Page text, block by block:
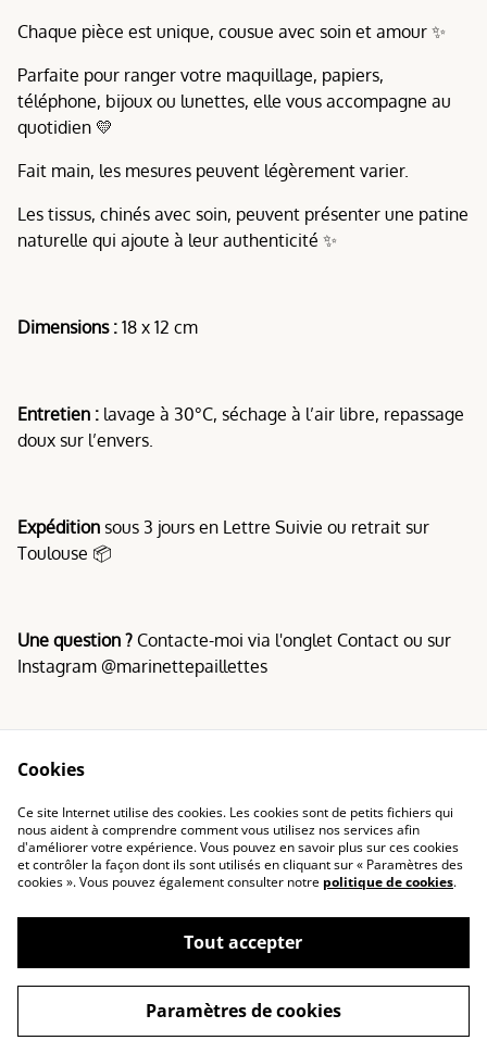
Chaque pièce est unique, cousue avec soin et amour ✨
Parfaite pour ranger votre maquillage, papiers,
téléphone, bijoux ou lunettes, elle vous accompagne au
quotidien 💛
Fait main, les mesures peuvent légèrement varier.
Les tissus, chinés avec soin, peuvent présenter une patine
naturelle qui ajoute à leur authenticité ✨
Dimensions : 18 x 12 cm
Entretien : lavage à 30°C, séchage à l’air libre, repassage
doux sur l’envers.
Expédition sous 3 jours en Lettre Suivie ou retrait sur
Toulouse 📦
Une question ? Contacte-moi via l'onglet Contact ou sur
Instagram @marinettepaillettes
Conditions
Politique de
confidentialité
Politique de cookies
Marinette & Paillettes
Cookies
Ce site Internet utilise des cookies. Les cookies sont de petits fichiers qui
nous aident à comprendre comment vous utilisez nos services afin
d'améliorer votre expérience. Vous pouvez en savoir plus sur ces cookies
et contrôler la façon dont ils sont utilisés en cliquant sur « Paramètres des
cookies ». Vous pouvez également consulter notre politique de cookies.
Tout accepter
Paramètres de cookies